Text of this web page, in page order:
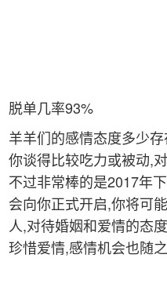
脱单几率93%
羊羊们的感情态度多少
你谈得比较吃力或被动,
不过非常棒的是2017年
会向你正式开启,你将可
人,对待婚姻和爱情的态
珍惜爱情,感情机会也随之